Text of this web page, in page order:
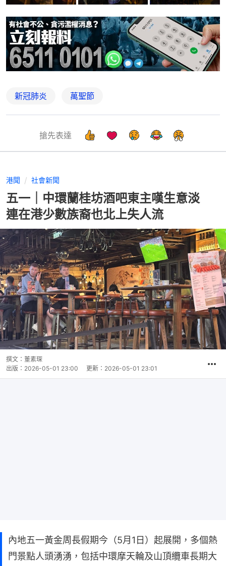
新冠肺炎 萬聖節
搶先表達
港聞 社會新聞
五一｜中環蘭桂坊酒吧東主嘆生意淡
連在港少數族裔也北上失人流
撰文： 董素琛
出版： 2026-05-01 23:00 更新： 2026-05-01 23:01
內地五一黃金周長假期今（5月1日）起展開，多個熱
門景點人頭湧湧，包括中環摩天輪及山頂纜車長期大